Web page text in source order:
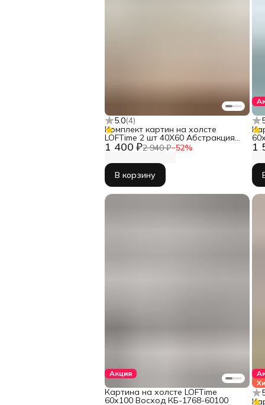
5.0(4)
1 400 ₽2 940 ₽−52%
Комплект картин на холсте
LOFTime 2 шт 40Х60 Абстракция
пятна беж зел КC-1901-4060
В корзину
1
Акция
Картина на холсте LOFTime
60х100 Восход КБ-1768-60100